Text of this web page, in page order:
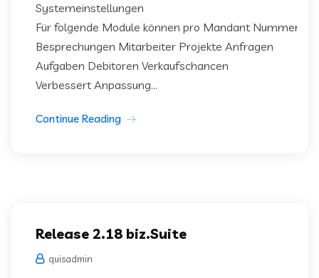
Systemeinstellungen
Für folgende Module können pro Mandant
Besprechungen Mitarbeiter Projekte Anfragen
Aufgaben Debitoren Verkaufschancen
Verbessert Anpassung...
Continue Reading
Release 2.18 biz.Suite
quisadmin